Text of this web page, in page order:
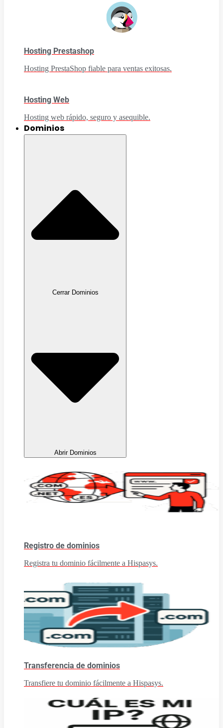
Hosting Prestashop
Hosting PrestaShop fiable para ventas exitosas.
Hosting Web
Hosting web rápido, seguro y asequible.
Dominios
Cerrar Dominios
Abrir Dominios
Registro de dominios
Registra tu dominio fácilmente a Hispasys.
Transferencia de dominios
Transfiere tu dominio fácilmente a Hispasys.